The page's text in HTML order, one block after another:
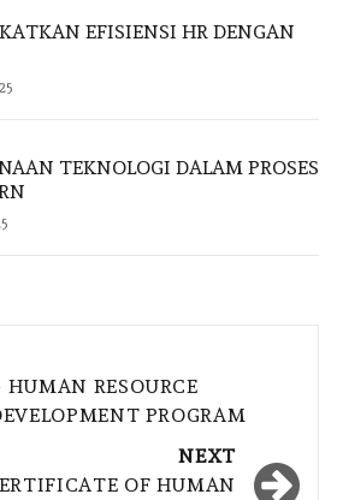
EFISIENSI HR DENGAN
TEKNOLOGI DALAM PROSES
RESOURCE
PROGRAM
NEXT
OF HUMAN